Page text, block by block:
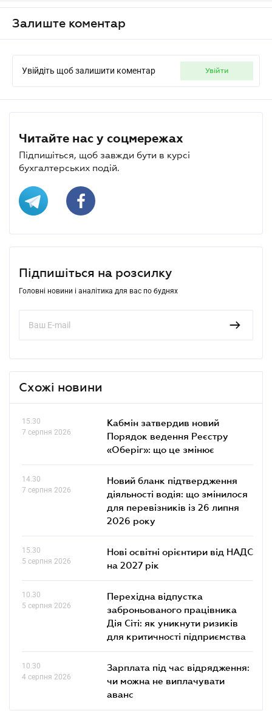
Залиште коментар
Увійдіть щоб залишити коментар увійти
Читайте нас у соцмережах
Підпишіться, щоб завжди бути в курсі
бухгалтерських подій.
Підпишіться на розсилку
Головні новини і аналітика для вас по буднях
Схожі новини
15.30
7 серпня 2026
Кабмін затвердив новий
Порядок ведення Реєстру
«Оберіг»: що це змінює
14.30
7 серпня 2026
Новий бланк підтвердження
діяльності водія: що змінилося
для перевізників із 26 липня
2026 року
15.30
5 серпня 2026
Нові освітні орієнтири від НАДС
на 2027 рік
10.30
5 серпня 2026
Перехідна відпустка
заброньованого працівника
Дія Сіті: як уникнути ризиків
для критичності підприємства
10.30
4 серпня 2026
Зарплата під час відрядження:
чи можна не виплачувати
аванс